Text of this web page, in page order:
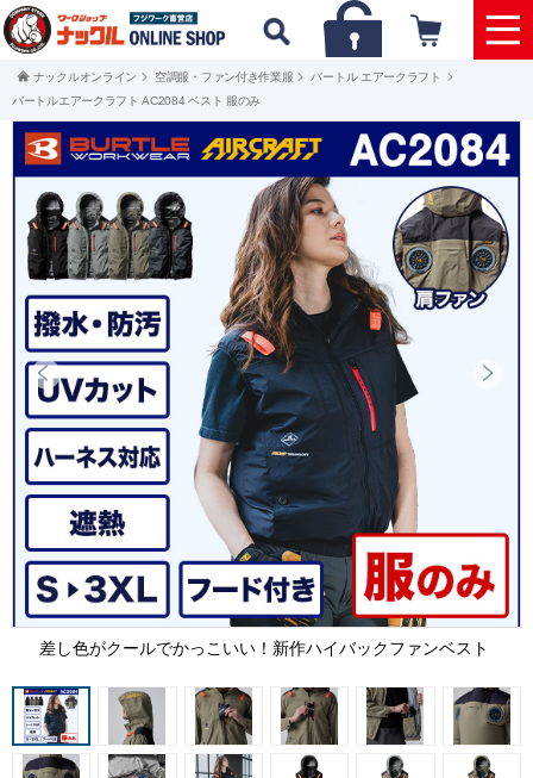
ナックルオンライン 空調服・ファン付き作業服
バートル エアークラフト
バートルエアークラフト AC2084 ベスト 服のみ
差し色がクールでかっこいい！新作ハイバックファンベスト